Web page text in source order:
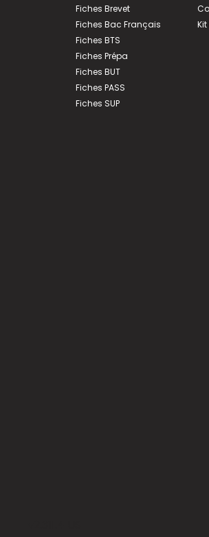
Fiches Brevet
Fiches Bac Français
Fiches BTS
Fiches Prépa
Fiches BUT
Fiches PASS
Fiches SUP